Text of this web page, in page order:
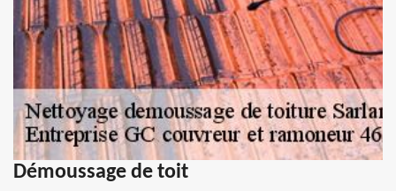
Démoussage de toit